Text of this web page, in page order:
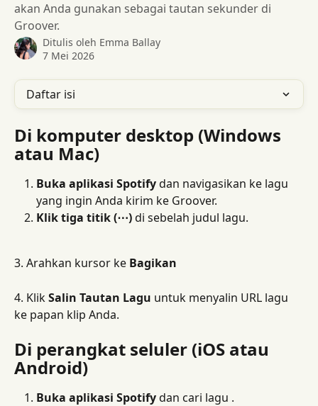
akan Anda gunakan sebagai tautan sekunder di
Groover.
Ditulis oleh Emma Ballay
7 Mei 2026
Daftar isi
Di komputer desktop (Windows
atau Mac)
Buka aplikasi Spotify dan navigasikan ke lagu
yang ingin Anda kirim ke Groover.
Klik tiga titik (⋯) di sebelah judul lagu.
3. Arahkan kursor ke Bagikan
4. Klik Salin Tautan Lagu untuk menyalin URL lagu
ke papan klip Anda.
Di perangkat seluler (iOS atau
Android)
Buka aplikasi Spotify dan cari lagu .